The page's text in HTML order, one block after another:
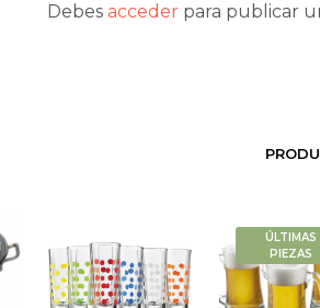
Debes acceder para publicar
ÚLTIMAS
PIEZAS